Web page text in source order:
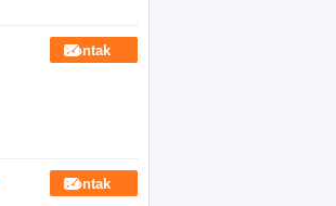
Kontak
Kontak